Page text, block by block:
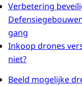
Verbetering
gang
Inkoop drones
niet?
Beeld mogelijke